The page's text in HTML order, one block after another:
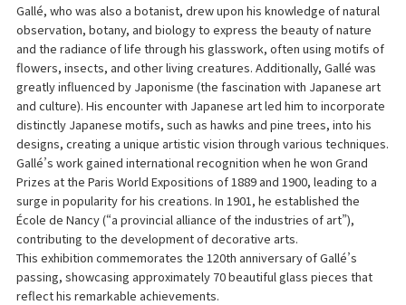
Gallé, who was also a botanist, drew upon his knowledge of natural
observation, botany, and biology to express the beauty of nature
and the radiance of life through his glasswork, often using motifs of
flowers, insects, and other living creatures. Additionally, Gallé was
greatly influenced by Japonisme (the fascination with Japanese art
and culture). His encounter with Japanese art led him to incorporate
distinctly Japanese motifs, such as hawks and pine trees, into his
designs, creating a unique artistic vision through various techniques.
Gallé’s work gained international recognition when he won Grand
Prizes at the Paris World Expositions of 1889 and 1900, leading to a
surge in popularity for his creations. In 1901, he established the
École de Nancy (“a provincial alliance of the industries of art”),
contributing to the development of decorative arts.
This exhibition commemorates the 120th anniversary of Gallé’s
passing, showcasing approximately 70 beautiful glass pieces that
reflect his remarkable achievements.